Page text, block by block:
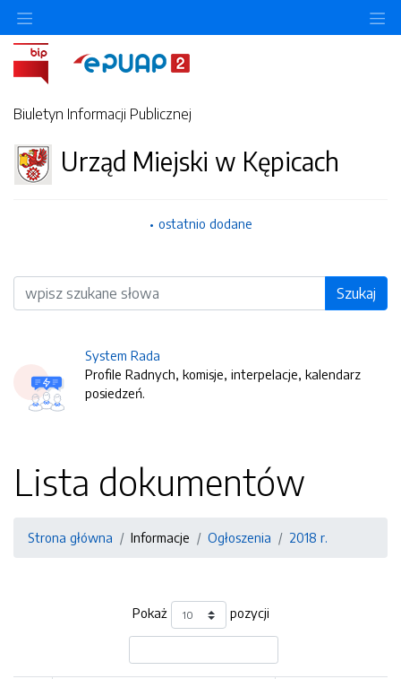
Biuletyn Informacji Publicznej
Urząd Miejski w Kępicach
ostatnio dodane
Wyszukiwarka Szukaj
System Rada
Profile Radnych, komisje, interpelacje, kalendarz
posiedzeń.
Lista dokumentów
Strona główna Informacje Ogłoszenia 2018 r.
Pokaż pozycji